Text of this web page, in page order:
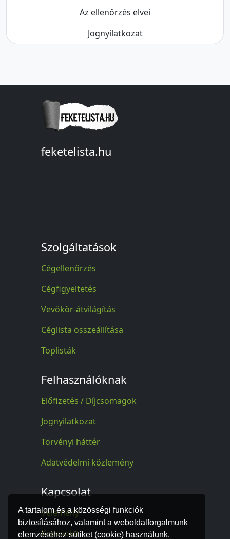
A tartalom és a közösségi funkciók
biztosításához, valamint a weboldalforgalmunk
elemzéséhez sütiket (cookie) használunk.
Az ellenőrzés elvei
Jognyilatkozat
feketelista.hu
Szolgáltatások
Cégellenőrzés
Cégfigyeltetés
Vevőkör-átvilágítás
Céglista összeállítása
Toplisták
Felhasználóknak
Előfizetés / Díjcsomagok
Jognyilatkozat
Törvényi háttér
Adatvédelmi közlemény
Kapcsolat
Vélemény
Kapcsolat